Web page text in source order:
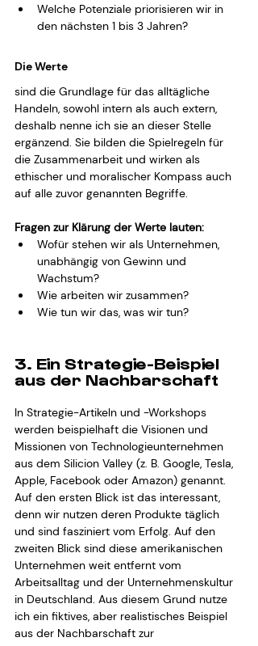
Welche Potenziale priorisieren wir in
den nächsten 1 bis 3 Jahren?
Die Werte
sind die Grundlage für das alltägliche
Handeln, sowohl intern als auch extern,
deshalb nenne ich sie an dieser Stelle
ergänzend. Sie bilden die Spielregeln für
die Zusammenarbeit und wirken als
ethischer und moralischer Kompass auch
auf alle zuvor genannten Begriffe.
Fragen zur Klärung der Werte lauten:
Wofür stehen wir als Unternehmen,
unabhängig von Gewinn und
Wachstum?
Wie arbeiten wir zusammen?
Wie tun wir das, was wir tun?
3. Ein Strategie-Beispiel
aus der Nachbarschaft
In Strategie-Artikeln und -Workshops
werden beispielhaft die Visionen und
Missionen von Technologieunternehmen
aus dem Silicion Valley (z. B. Google, Tesla,
Apple, Facebook oder Amazon) genannt.
Auf den ersten Blick ist das interessant,
denn wir nutzen deren Produkte täglich
und sind fasziniert vom Erfolg. Auf den
zweiten Blick sind diese amerikanischen
Unternehmen weit entfernt vom
Arbeitsalltag und der Unternehmenskultur
in Deutschland. Aus diesem Grund nutze
ich ein fiktives, aber realistisches Beispiel
aus der Nachbarschaft zur